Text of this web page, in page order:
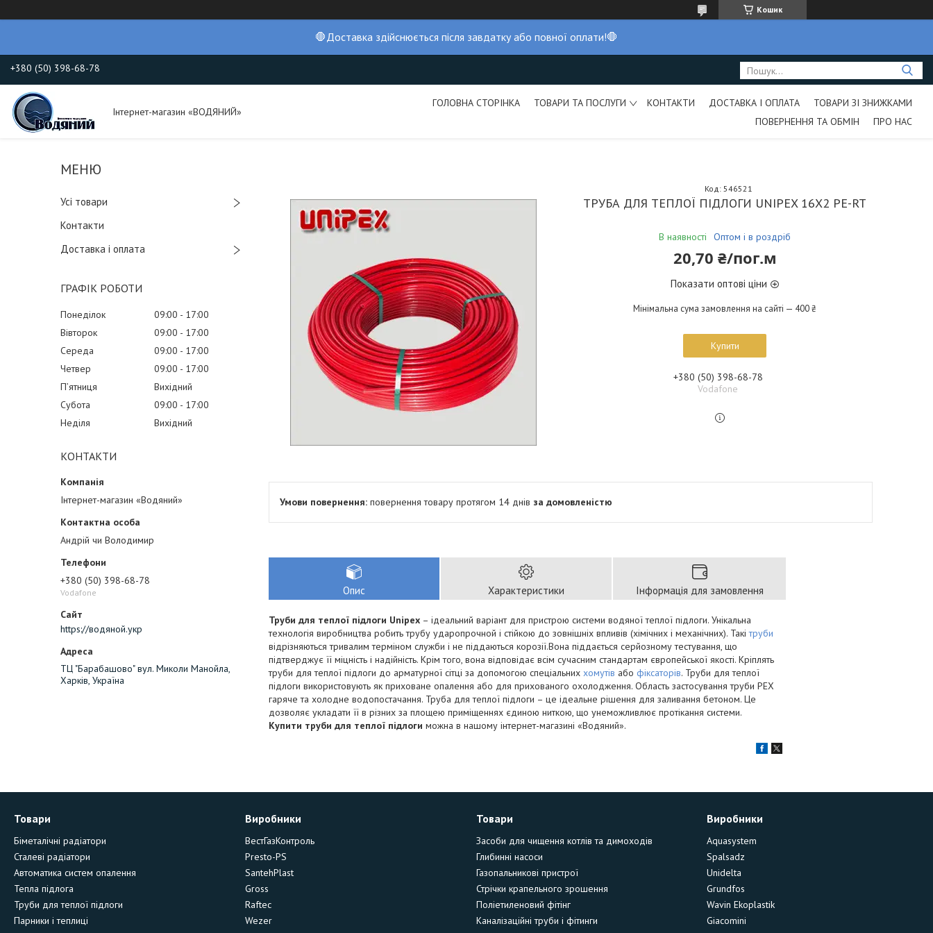
Кошик
🛑Доставка здійснюється після завдатку або повної оплати!🛑
+380 (50) 398-68-78
Інтернет-магазин «ВОДЯНИЙ»
ГОЛОВНА СТОРІНКА ТОВАРИ ТА ПОСЛУГИ КОНТАКТИ ДОСТАВКА І ОПЛАТА
ТОВАРИ ЗІ ЗНИЖКАМИ
ПОВЕРНЕННЯ ТА ОБМІН
ПРО НАС
Усі товари
Контакти
Доставка і оплата
ГРАФІК РОБОТИ
Понеділок 09:00
17:00
Вівторок
09:00
17:00
Середа
09:00
17:00
Четвер
09:00
17:00
Пʼятниця
Вихідний
Субота
09:00
17:00
Неділя
Вихідний
КОНТАКТИ
Інтернет-магазин «Водяний»
Андрій чи Володимир
+380 (50) 398-68-78
Vodafone
https://водяной.укр
ТЦ "Барабашово" вул. Миколи Манойла,
Харків, Україна
ТРУБА ДЛЯ ТЕПЛОЇ ПІДЛОГИ UNIPEX 16Х2 PE-RT
В наявності Оптом і в роздріб
Код: 546521
20,70 ₴/пог.м
Показати оптові ціни
Мінімальна сума замовлення на сайті — 400 ₴
Купити
+380 (50) 398-68-78
Vodafone
повернення товару протягом 14 днів за домовленістю
Опис Характеристики Інформація для замовлення
Труби для теплої підлоги Unipex – ідеальний варіант для пристрою системи водяної теплої підлоги. Унікальна
технологія виробництва робить трубу ударопрочной і стійкою до зовнішніх впливів (хімічних і механічних). Такітруби
відрізняються тривалим терміном служби і не піддаються корозії.Вона піддається серйозному тестування, що
підтверджує її міцність і надійність. Крім того, вона відповідає всім сучасним стандартам європейської якості. Кріплять
труби для теплої підлоги до арматурної сітці за допомогою спеціальних хомутів або фіксаторів. Труби для теплої
підлоги використовують як приховане опалення або для прихованого охолодження. Область застосування труби PEX
гаряче та холодне водопостачання. Труба для теплої підлоги – це ідеальне рішення для заливання бетоном. Це
дозволяє укладати її в різних за площею приміщеннях єдиною ниткою, що унеможливлює протікання системи.
Купити труби для теплої підлоги можна в нашому інтернет-магазині «Водяний».
Товари
Біметалічні радіатори
Сталеві радіатори
Автоматика систем опалення
Тепла підлога
Труби для теплої підлоги
Парники і теплиці
Виробники
ВестГазКонтроль
Presto-PS
SantehPlast
Gross
Raftec
Wezer
Товари
Засоби для чищення котлів та димоходів
Глибинні насоси
Газопальникові пристрої
Стрічки крапельного зрошення
Поліетиленовий фітінг
Каналізаційні труби і фітинги
Виробники
Aquasystem
Spalsadz
Unidelta
Grundfos
Wavin Ekoplastik
Giacomini